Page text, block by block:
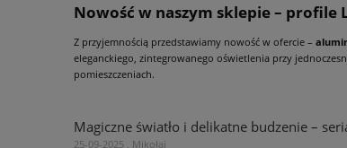
Nowość w naszym sklepie – profile
Z przyjemnością przedstawiamy nowość w ofercie –
eleganckiego, zintegrowanego oświetlenia przy
pomieszczeniach.
Magiczne światło i delikatne budzenie –
25-09-2025 , Mikołaj